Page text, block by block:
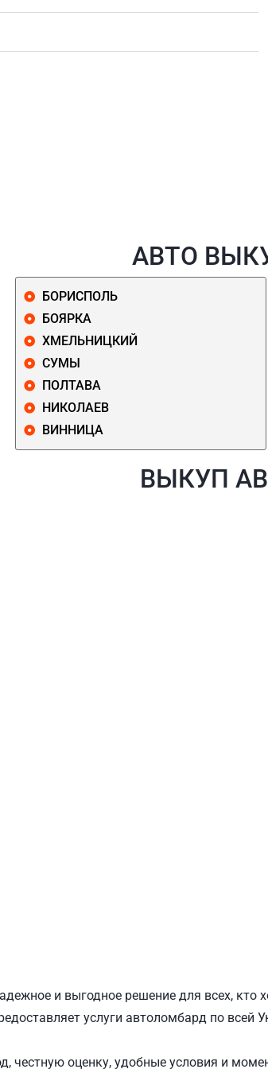
АВТО
БОРИСПОЛЬ
БОЯРКА
ХМЕЛЬНИЦКИЙ
СУМЫ
ПОЛТАВА
НИКОЛАЕВ
ВИННИЦА
ВЫКУП
и выгодное решение для всех, кто
услуги автоломбард по
честную оценку, удобные условия и